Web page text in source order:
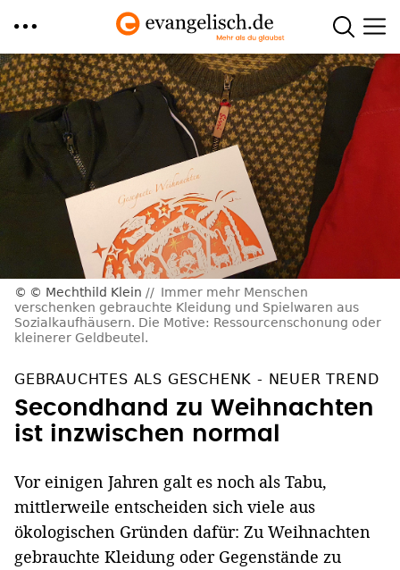
Direkt
zum
Inhalt
© Mechthild Klein
Immer mehr Menschen
verschenken gebrauchte Kleidung und Spielwaren aus
Sozialkaufhäusern. Die Motive: Ressourcenschonung oder
kleinerer Geldbeutel.
GEBRAUCHTES ALS GESCHENK - NEUER TREND
Secondhand zu Weihnachten
ist inzwischen normal
Vor einigen Jahren galt es noch als Tabu,
mittlerweile entscheiden sich viele aus
ökologischen Gründen dafür: Zu Weihnachten
gebrauchte Kleidung oder Gegenstände zu